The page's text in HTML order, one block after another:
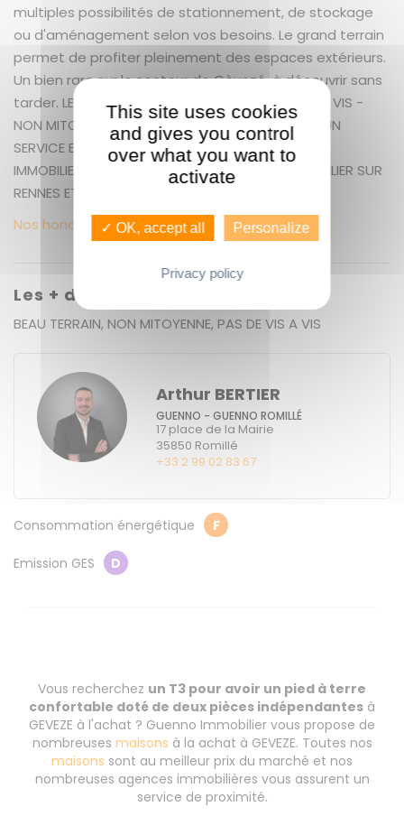
multiples possibilités de stationnement, de stockage
ou d'aménagement selon vos besoins. Le grand terrain
permet de profiter pleinement des espaces extérieurs.
Un bien rare sur le secteur de Gèvezé, à découvrir sans
tarder. LES PLUS : PAS DE TRAVAUX - PAS DE VIS A VIS -
NON MITOYENNE GUENNO IMMOBILIER ST MARTIN UN
SERVICE EXCEPTIONNEL COMME VOUS ! GUENNO
IMMOBILIER : LE PLUS GRAND CHOIX DE BIEN IMMOBILIER SUR
RENNES ET ALENTOURS
Nos honoraires
Les + du bien
BEAU TERRAIN, NON MITOYENNE, PAS DE VIS A VIS
Arthur BERTIER
GUENNO - GUENNO ROMILLÉ
17 place de la Mairie
35850 Romillé
+33 2 99 02 83 67
Consommation énergétique F
Emission GES D
Vous recherchez un T3 pour avoir un pied à terre
confortable doté de deux pièces indépendantes à
GEVEZE à l'achat ? Guenno Immobilier vous propose de
nombreuses maisons à la achat à GEVEZE. Toutes nos
maisons sont au meilleur prix du marché et nos
nombreuses agences immobilières vous assurent un
service de proximité.
This site uses cookies
and gives you control
over what you want to
activate
✓ OK, accept all Personalize
Privacy policy